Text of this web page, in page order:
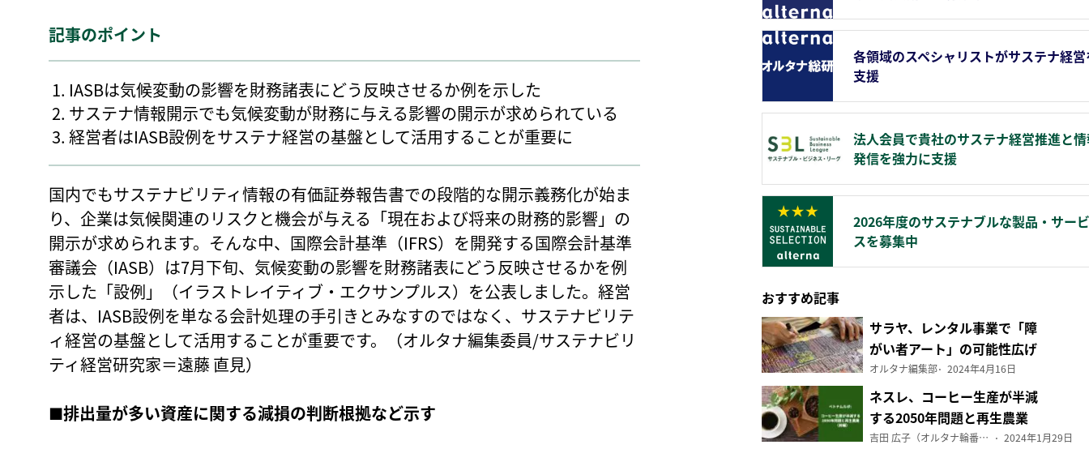
記事のポイント
IASBは気候変動の影響を財務諸表にどう反映させるか例を示した
サステナ情報開示でも気候変動が財務に与える影響の開示が求められている
経営者はIASB設例をサステナ経営の基盤として活用することが重要に
国内でもサステナビリティ情報の有価証券報告書での段階的な開示義務化が始ま
り、企業は気候関連のリスクと機会が与える「現在および将来の財務的影響」の
開示が求められます。そんな中、国際会計基準（IFRS）を開発する国際会計基準
審議会（IASB）は7月下旬、気候変動の影響を財務諸表にどう反映させるかを例
示した「設例」（イラストレイティブ・エクサンプルス）を公表しました。経営
者は、IASB設例を単なる会計処理の手引きとみなすのではなく、サステナビリテ
ィ経営の基盤として活用することが重要です。（オルタナ編集委員/サステナビリ
ティ経営研究家＝遠藤 直見）
■排出量が多い資産に関する減損の判断根拠など示す
各領域のスペシャリストがサステナ経
支援
法人会員で貴社のサステナ経営推進と
発信を強力に支援
2026年度のサステナブルな製品・サービ
スを募集中
おすすめ記事
サラヤ、レンタル事業で「障
がい者アート」の可能性広げ
る
オルタナ編集部 2024年4月16日
ネスレ、コーヒー生産が半減
する2050年問題と再生農業
（前編）
吉田 広子（オルタナ輪番編集長） 2024年1月29日